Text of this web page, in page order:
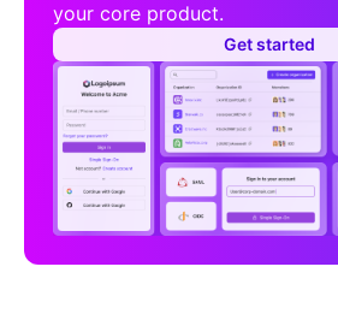
your core product.
Get started